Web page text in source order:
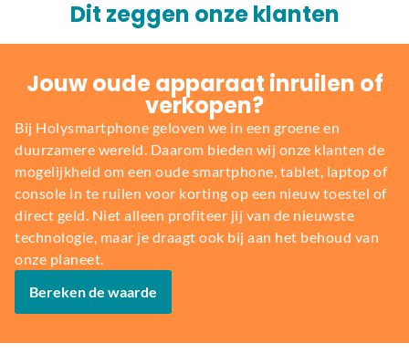
Dit zeggen onze klanten
Jouw oude apparaat inruilen of
verkopen?
Bij Holysmartphone geloven we in een groene en
duurzamere wereld. Daarom bieden wij onze klanten de
mogelijkheid om een oude smartphone, tablet, laptop of
console in te ruilen voor korting op een nieuw toestel of
direct geld. Niet alleen profiteer jij van de nieuwste
technologie, maar je draagt ook bij aan het behoud van
onze planeet.
Bereken de waarde